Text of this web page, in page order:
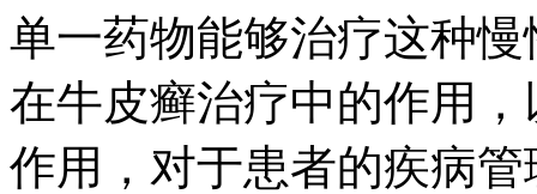
单一药物能够治疗这种
在牛皮癣治疗中的作用
作用，对于患者的疾病